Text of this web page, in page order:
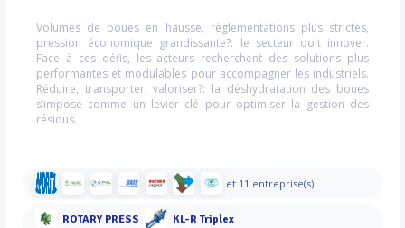
Volumes de boues en hausse, réglementations plus strictes,
pression économique grandissante?: le secteur doit innover.
Face à ces défis, les acteurs recherchent des solutions plus
performantes et modulables pour accompagner les industriels.
Réduire, transporter, valoriser?: la déshydratation des boues
s’impose comme un levier clé pour optimiser la gestion des
résidus.
et 11 entreprise(s)
ROTARY PRESS KL-R Triplex